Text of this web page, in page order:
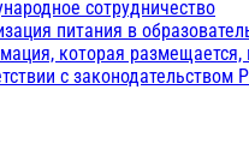
сотрудничество
питания в
которая размещается,
с законодательством